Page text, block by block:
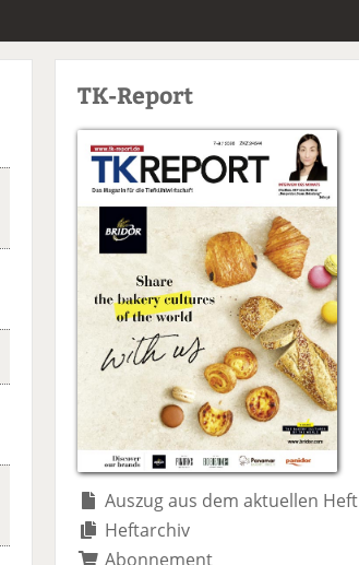
TK-Report
Auszug aus dem aktuellen Heft
Heftarchiv
Abonnement